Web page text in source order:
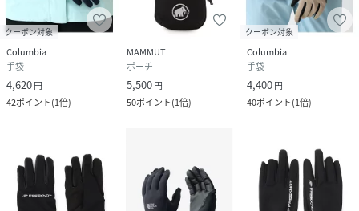
クーポン対象
Columbia
手袋
4,620円
42ポイント(1倍)
MAMMUT
ポーチ
5,500円
50ポイント(1倍)
クーポン対象
Columbia
手袋
4,400円
40ポイント(1倍)